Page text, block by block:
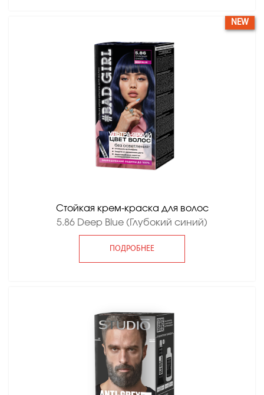
Стойкая крем-краска для волос
5.86 Deep Blue (Глубокий синий)
ПОДРОБНЕЕ
NEW